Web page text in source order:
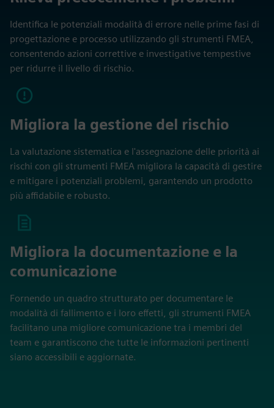
Identifica le potenziali modalità di errore nelle prime fasi di
progettazione e processo utilizzando gli strumenti FMEA,
consentendo azioni correttive e investigative tempestive
per ridurre il livello di rischio.
Migliora la gestione del rischio
La valutazione sistematica e l'assegnazione delle priorità ai
rischi con gli strumenti FMEA migliora la capacità di gestire
e mitigare i potenziali problemi, garantendo un prodotto
più affidabile e robusto.
Migliora la documentazione e la
comunicazione
Fornendo un quadro strutturato per documentare le
modalità di fallimento e i loro effetti, gli strumenti FMEA
facilitano una migliore comunicazione tra i membri del
team e garantiscono che tutte le informazioni pertinenti
siano accessibili e aggiornate.